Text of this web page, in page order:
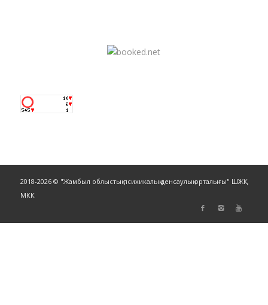
2018-2026 © "Жамбыл облыстық психикалық денсаулық орталығы" ШЖҚ
МКК